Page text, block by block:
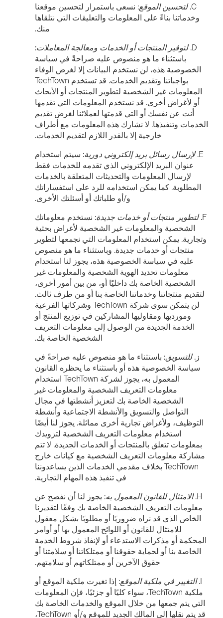
لتحسين الموقع: نسعى باستمرار لتحسين موقعنا
وخدماتنا بناءً على المعلومات والتعليقات التي نتلقاها
منك.
لتوفير المنتجات أو الخدمات ومعالجة المعاملات:
باستثناء ما هو منصوص عليه صراحةً في سياسة
الخصوصية هذه، لن نستخدم البيانات إلا لغرض الوفاء
بواجباتنا وتقديم الخدمات. قد تستخدم TechTown
المعلومات غير الشخصية لتطوير المنتجات أو الأبحاث
أو لأغراض أخرى. قد نستخدم المعلومات التي تقدمها
أنت عن نفسك أو التي قدمتها لعملائنا لغرض تقديم
الخدمات وتنفيذها. لا نشارك هذه المعلومات مع أطراف
خارجية إلا بالقدر اللازم لتقديم الخدمات.
لإرسال رسائل بريد إلكتروني دورية: سيتم استخدام
عنوان البريد الإلكتروني الذي تقدمه للخدمات فقط
لإرسال المعلومات والتحديثات المتعلقة بالخدمات
المطلوبة. كما يمكن استخدامه للرد على استفساراتك
و/أو طلباتك أو أسئلتك الأخرى.
لتطوير منتجات أو خدمات جديدة: نستخدم معلوماتك
الشخصية والمعلومات غير الشخصية لأغراض بحثية
وتجارية. يمكن استخدام المعلومات التي نجمعها لتطوير
منتجات أو خدمات جديدة. وباستثناء ما هو منصوص
عليه في سياسة الخصوصية هذه، يجوز لنا استخدام
معلومات تحديد الهوية الشخصية والمعلومات غير
الشخصية الخاصة بك داخليًا أو، من بين أمور أخرى،
لتقديم منتجاتنا وخدماتنا الخاصة بنا أو من طرف ثالث.
لن يتمكن سوى شركة TechTown وشركاتها الفرعية
ومورديها ومقاوليها المشاركين في توزيع المنتج أو
الخدمة الجديدة من الوصول إلى معلومات التعريف
الشخصية الخاصة بك.
للتسويق: باستثناء ما هو منصوص عليه صراحةً في
سياسة الخصوصية هذه أو باستثناء ما يحظره القانون
المعمول به، يجوز لشركة TechTown استخدام
معلومات التعريف الشخصية والمعلومات غير
الشخصية الخاصة بك لتعزيز أنشطتها في مجال
التواصل والتسويق والأنشطة الاجتماعية وأنشطة
التوظيف، ولأغراض تجارية أخرى مماثلة. يجوز لنا أيضًا
استخدام معلومات التعريف الشخصية لتزويدك
بمعلومات تتعلق بالمنتجات أو الخدمات الجديدة. لا تتم
مشاركة معلومات التعريف الشخصية مع كيانات خارج
TechTown بخلاف مقدمي الخدمات الذين يساعدوننا
في تنفيذ هذه المهام التجارية.
الامتثال للقانون المعمول به : يجوز لنا أن نفصح عن
معلومات التعريف الشخصية الخاصة بك وفقًا لتقديرنا
الخاص الذي قد نراه ضروريًا أو مطلوبًا بشكل معقول
للامتثال للقانون أو اللوائح المعمول بها أو أوامر
المحكمة أو مذكرات الاستدعاء أو لإنفاذ شروط الخدمة
الخاصة بنا أو لحماية حقوقنا أو ممتلكاتنا أو سلامتنا أو
حقوق الآخرين أو ممتلكاتهم أو سلامتهم.
التغيير في ملكية الموقع: إذا تغيرت ملكية الموقع أو
ملكية TechTown، سواء كليًا أو جزئيًا، فإن المعلومات
التي يتم جمعها من خلال الموقع والخدمات الخاصة بك
قد يتم نقلها إلى المالك الجديد للموقع و/أو TechTown،